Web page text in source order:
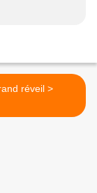
Le grand réveil >